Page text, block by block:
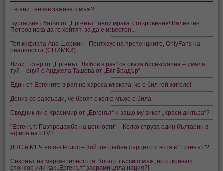
Евгени Генчев заживя с мъж?
Бургаският батка от „Ергенът” цепи мрака с откровения! Валентин
Петров иска да го хейтят, за да е известен...
Топ кифлата Ана Шермин - Пентхаус на претенциите, OnlyFans на
реалността (СНИМКИ)
Лили Естер от „Ергенът: Любов в рая” се оказа бисексуална – имала
туй – онуй с Анджела Ташева от „Биг Брадър“
Един от Ергените в рая не хареса клюката, че е бил гей жиголо!
Дениз се разсърди, че броят с колко мъже е била
Сводник ли е Красимир от „Ергенът“ и защо му викат „Краси дилъра“?
"Ергенът: Разпродажба на ценности" – Колко струва един българин в
ефира на bTV?
ДПС и МЕЧ на о-в Родос – Кой ще грабне сърцето и вота в "Ергенът"?
Сезонът на меркантилността: Когато търсиш мъж, но откриваш
спонсор или как „Ергенът“ засрами цяла нация?!